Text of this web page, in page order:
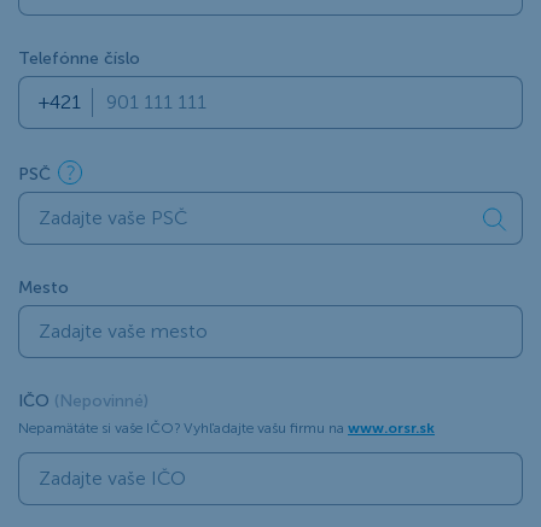
Telefónne číslo
PSČ
Mesto
IČO (Nepovinné)
Nepamätáte si vaše IČO? Vyhľadajte vašu firmu na www.orsr.sk